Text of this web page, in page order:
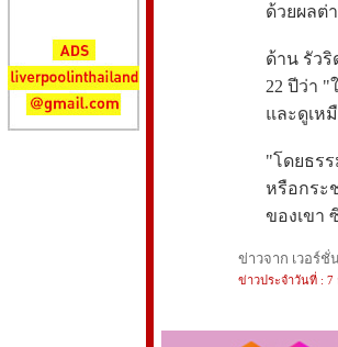
ด้วยผลต่
ด้าน รัว
22 ปีว่า
และดูเห
"โดยธร
หรือกระ
ของเขา
ข่าวจาก เวอร์ชั่
ข่าวประจำวันที่ : 7